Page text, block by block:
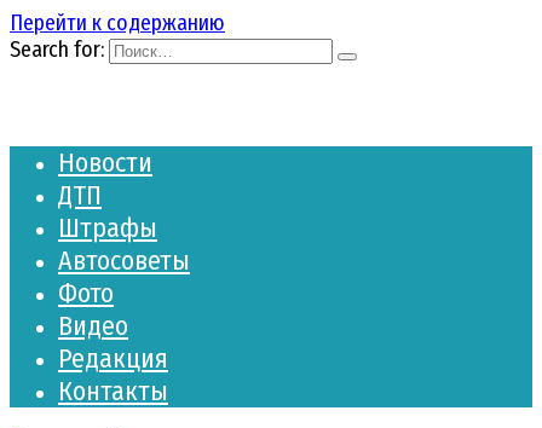
Перейти к содержанию
Search for:
Новости
ДТП
Штрафы
Автосоветы
Фото
Видео
Редакция
Контакты